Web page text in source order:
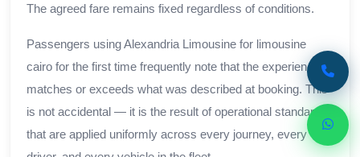
The agreed fare remains fixed regardless of conditions.
Passengers using Alexandria Limousine for limousine
cairo for the first time frequently note that the experience
matches or exceeds what was described at booking. This
is not accidental — it is the result of operational standards
that are applied uniformly across every journey, every